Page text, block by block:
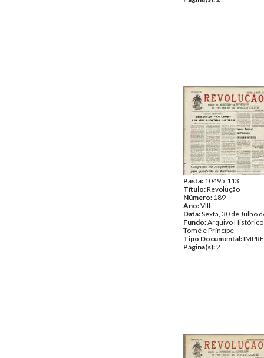
Pasta: 10495.113
Título:Revolução
Número: 189
Ano:VIII
Data:Sexta, 30 de Julho
Fundo:Arquivo Histórico
Tomé e Príncipe
Tipo Documental:
Página(s):2